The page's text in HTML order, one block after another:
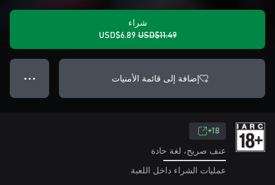
شراء
USD$11.49
USD$6.89
إضافة إلى قائمة الأمنيات ● ● ●
18+
عنف صريح، لغة حادة
عمليات الشراء داخل اللعبة